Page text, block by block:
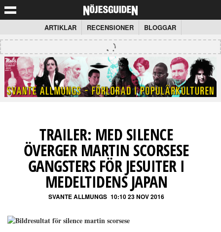
ARTIKLAR RECENSIONER BLOGGAR
TRAILER: MED SILENCE
ÖVERGER MARTIN SCORSESE
GANGSTERS FÖR JESUITER I
MEDELTIDENS JAPAN
SVANTE ALLMUNGS 10:10 23 NOV 2016